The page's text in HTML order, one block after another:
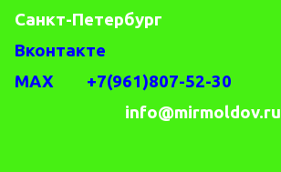
Санкт-Петербург
Вконтакте
MAX +7(961)807-52-30
info@mirmoldov.ru